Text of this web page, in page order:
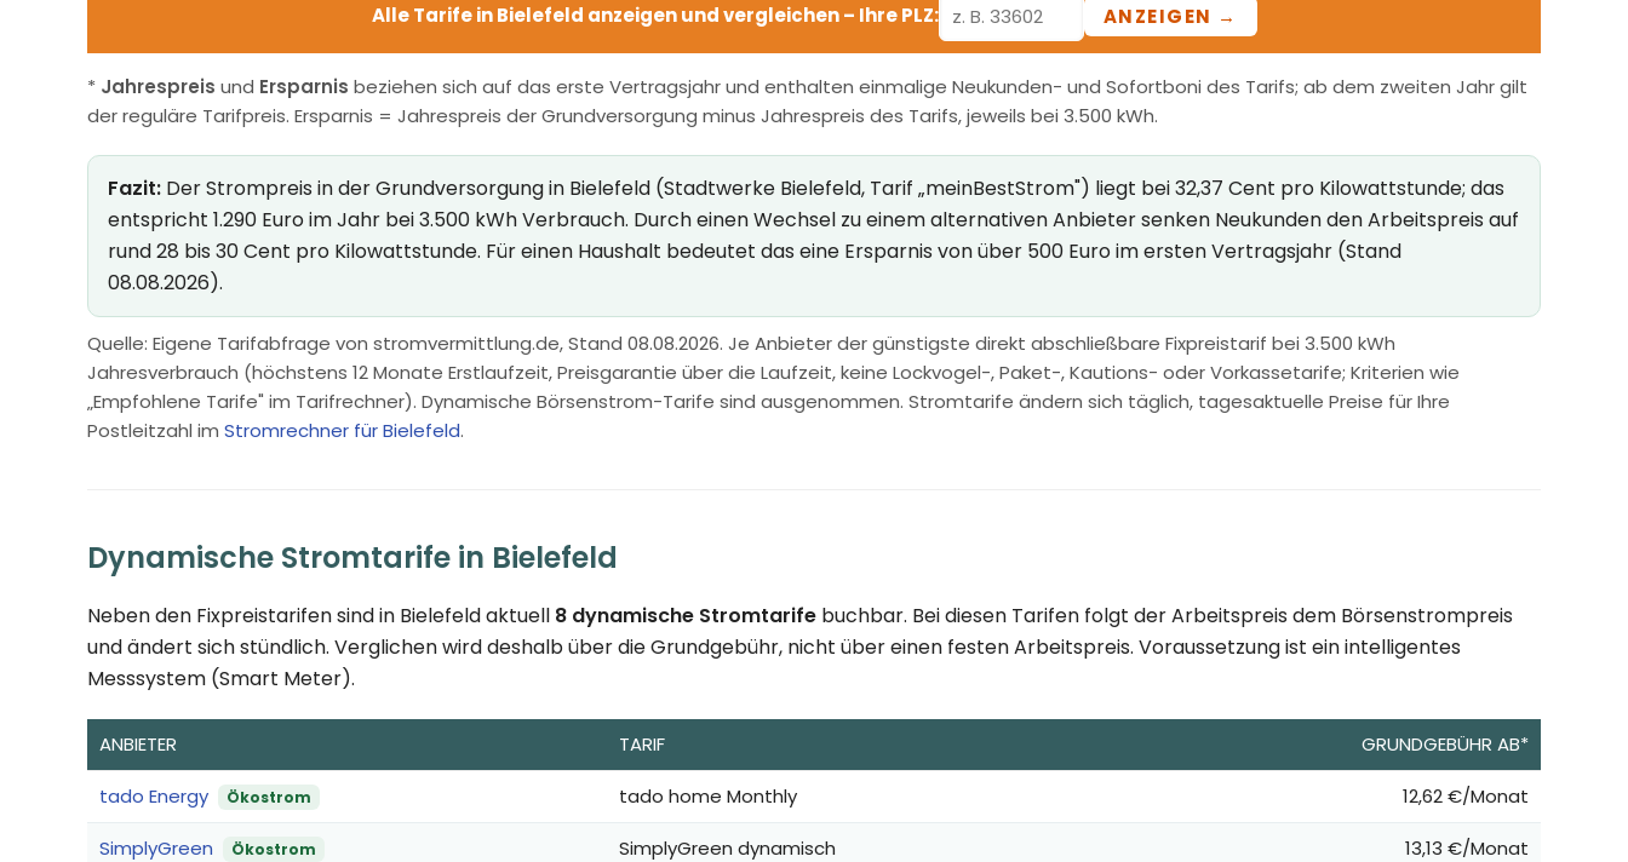
Alle Tarife in Bielefeld anzeigen und vergleichen – Ihre PLZ: ANZEIGEN →
* Jahrespreis und Ersparnis beziehen sich auf das erste Vertragsjahr und enthalten einmalige Neukunden- und Sofortboni des Tarifs; ab dem zweiten Jahr gilt
der reguläre Tarifpreis. Ersparnis = Jahrespreis der Grundversorgung minus Jahrespreis des Tarifs, jeweils bei 3.500 kWh.
Fazit: Der Strompreis in der Grundversorgung in Bielefeld (Stadtwerke Bielefeld, Tarif „meinBestStrom") liegt bei 32,37 Cent pro Kilowattstunde; das
entspricht 1.290 Euro im Jahr bei 3.500 kWh Verbrauch. Durch einen Wechsel zu einem alternativen Anbieter senken Neukunden den Arbeitspreis auf
rund 28 bis 30 Cent pro Kilowattstunde. Für einen Haushalt bedeutet das eine Ersparnis von über 500 Euro im ersten Vertragsjahr (Stand
08.08.2026).
Quelle: Eigene Tarifabfrage von stromvermittlung.de, Stand 08.08.2026. Je Anbieter der günstigste direkt abschließbare Fixpreistarif bei 3.500 kWh
Jahresverbrauch (höchstens 12 Monate Erstlaufzeit, Preisgarantie über die Laufzeit, keine Lockvogel-, Paket-, Kautions- oder Vorkassetarife; Kriterien wie
„Empfohlene Tarife" im Tarifrechner). Dynamische Börsenstrom-Tarife sind ausgenommen. Stromtarife ändern sich täglich, tagesaktuelle Preise für Ihre
Postleitzahl im Stromrechner für Bielefeld.
Dynamische Stromtarife in Bielefeld
Neben den Fixpreistarifen sind in Bielefeld aktuell 8 dynamische Stromtarife buchbar. Bei diesen Tarifen folgt der Arbeitspreis dem Börsenstrompreis
und ändert sich stündlich. Verglichen wird deshalb über die Grundgebühr, nicht über einen festen Arbeitspreis. Voraussetzung ist ein intelligentes
Messsystem (Smart Meter).
ANBIETER TARIF GRUNDGEBÜHR AB*
tado Energy Ökostrom tado home Monthly 12,62 €/Monat
SimplyGreen Ökostrom SimplyGreen dynamisch 13,13 €/Monat